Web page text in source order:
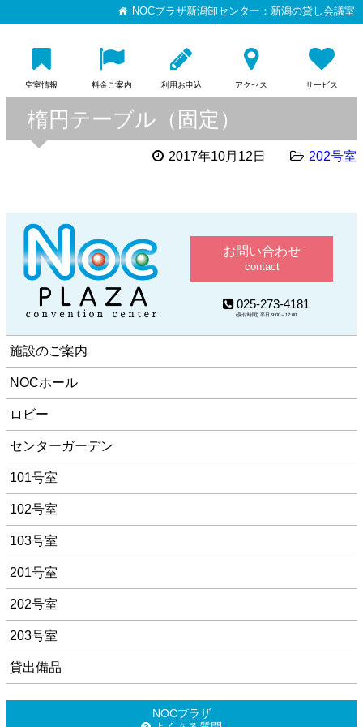
NOCプラザ新潟卸センター：新潟の貸し会議室
空室情報 料金ご案内 利用お申込 アクセス サービス
楕円テーブル（固定）
2017年10月12日 202号室
お問い合わせ
contact
025-273-4181
(受付時間) 平日 9:00～17:00
施設のご案内
NOCホール
ロビー
センターガーデン
101号室
102号室
103号室
201号室
202号室
203号室
貸出備品
NOCプラザ